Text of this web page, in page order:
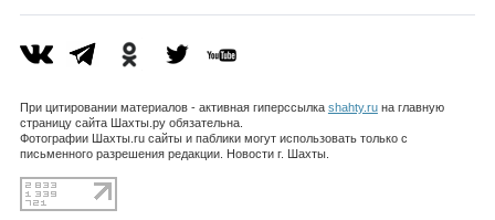
При цитировании материалов - активная гиперссылка shahty.ruна главную
страницу сайта Шахты.ру обязательна.
Фотографии Шахты.ru сайты и паблики могут использовать только с
письменного разрешения редакции. Новости г. Шахты.